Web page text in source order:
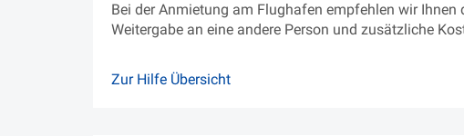
Bei der Anmietung am Flughafen empfehlen wir
Weitergabe an eine andere Person und zusätzliche
Zur Hilfe Übersicht